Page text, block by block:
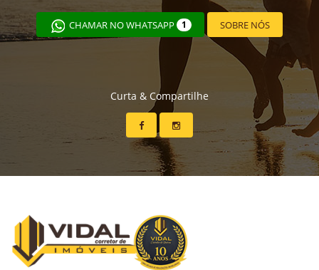
CHAMAR NO WHATSAPP 1 SOBRE NÓS
Curta & Compartilhe